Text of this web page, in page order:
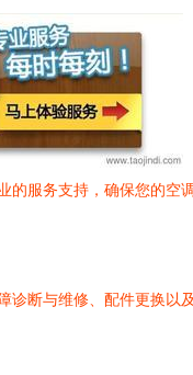
服务支持，确保您的空
断与维修、配件更换